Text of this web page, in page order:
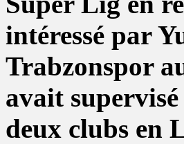
intéressé par
Trabzonspor
avait
deux clubs en